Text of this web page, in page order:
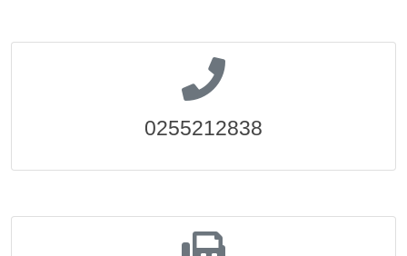
0255212838